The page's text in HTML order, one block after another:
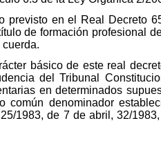
previsto en el Real Decreto
de formación profesional
básico de este real
del Tribunal
en determinados
común denominador
1983, de 7 de abril, 32/